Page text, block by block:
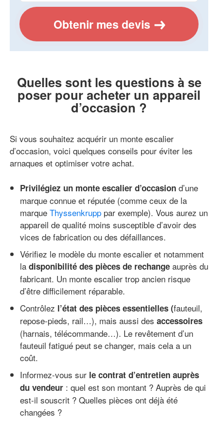
Obtenir mes devis
Quelles sont les questions à se
poser pour acheter un appareil
d’occasion ?
Si vous souhaitez acquérir un monte escalier
d’occasion, voici quelques conseils pour éviter les
arnaques et optimiser votre achat.
Privilégiez un monte escalier d’occasion d’une
marque connue et réputée (comme ceux de la
marque Thyssenkrupp par exemple). Vous aurez un
appareil de qualité moins susceptible d’avoir des
vices de fabrication ou des défaillances.
Vérifiez le modèle du monte escalier et notamment
la disponibilité des pièces de rechange auprès du
fabricant. Un monte escalier trop ancien risque
d’être difficilement réparable.
Contrôlez l’état des pièces essentielles (fauteuil,
repose-pieds, rail…), mais aussi des accessoires
(harnais, télécommande…). Le revêtement d’un
fauteuil fatigué peut se changer, mais cela a un
coût.
Informez-vous sur le contrat d’entretien auprès
du vendeur : quel est son montant ? Auprès de qui
est-il souscrit ? Quelles pièces ont déjà été
changées ?